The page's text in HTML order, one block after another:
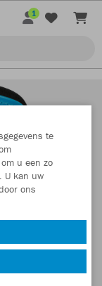
1
te
u een zo
U kan uw
ons